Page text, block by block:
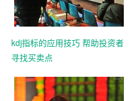
kdj指标的应用技巧 帮助投资者
寻找买卖点